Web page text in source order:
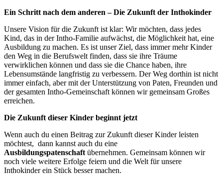
Ein Schritt nach dem anderen – Die Zukunft der Inthokinder
Unsere Vision für die Zukunft ist klar: Wir möchten, dass jedes
Kind, das in der Intho-Familie aufwächst, die Möglichkeit hat, eine
Ausbildung zu machen. Es ist unser Ziel, dass immer mehr Kinder
den Weg in die Berufswelt finden, dass sie ihre Träume
verwirklichen können und dass sie die Chance haben, ihre
Lebensumstände langfristig zu verbessern. Der Weg dorthin ist nicht
immer einfach, aber mit der Unterstützung von Paten, Freunden und
der gesamten Intho-Gemeinschaft können wir gemeinsam Großes
erreichen.
Die Zukunft dieser Kinder beginnt jetzt
Wenn auch du einen Beitrag zur Zukunft dieser Kinder leisten
möchtest, dann kannst auch du eine
Ausbildungspatenschaft übernehmen. Gemeinsam können wir
noch viele weitere Erfolge feiern und die Welt für unsere
Inthokinder ein Stück besser machen.